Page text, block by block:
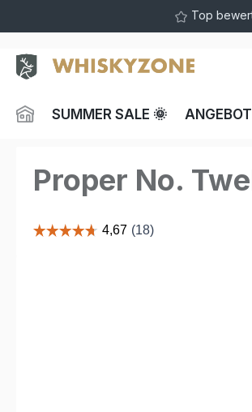
Zur HauptnavigationTop
SUMMER SALE 🌞
Proper No.